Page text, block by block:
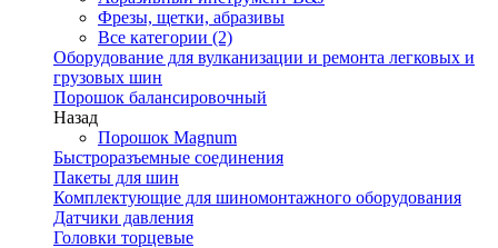
Фрезы, щетки, абразивы
Все категории (2)
Оборудование для вулканизации и ремонта легковых и
грузовых шин
Порошок балансировочный
Назад
Порошок Magnum
Быстроразъемные соединения
Пакеты для шин
Комплектующие для шиномонтажного оборудования
Датчики давления
Головки торцевые